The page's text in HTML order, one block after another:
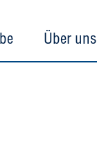
Über uns